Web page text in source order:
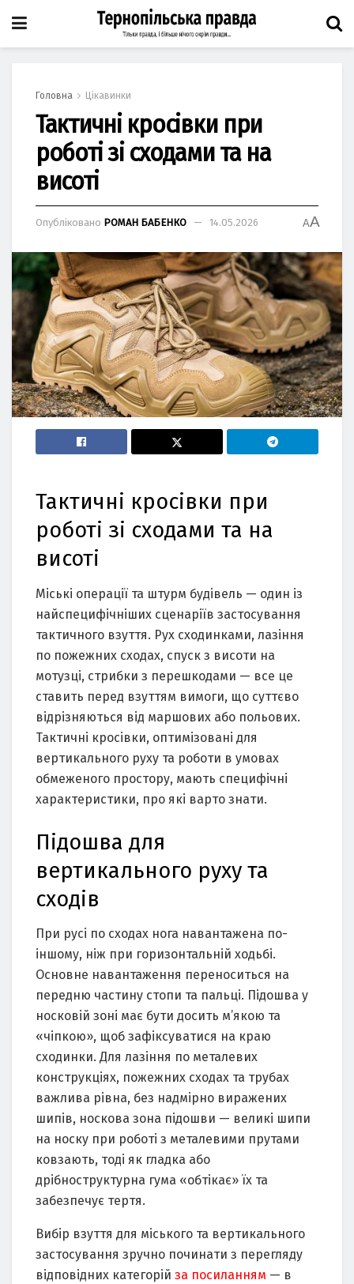
Головна Цікавинки
Тактичні кросівки при
роботі зі сходами та на
висоті
Опубліковано РОМАН БАБЕНКО 14.05.2026 AA
Тактичні кросівки при
роботі зі сходами та на
висоті
Міські операції та штурм будівель — один із
найспецифічніших сценаріїв застосування
тактичного взуття. Рух сходинками, лазіння
по пожежних сходах, спуск з висоти на
мотузці, стрибки з перешкодами — все це
ставить перед взуттям вимоги, що суттєво
відрізняються від маршових або польових.
Тактичні кросівки, оптимізовані для
вертикального руху та роботи в умовах
обмеженого простору, мають специфічні
характеристики, про які варто знати.
Підошва для
вертикального руху та
сходів
При русі по сходах нога навантажена по-
іншому, ніж при горизонтальній ходьбі.
Основне навантаження переноситься на
передню частину стопи та пальці. Підошва у
носковій зоні має бути досить м’якою та
«чіпкою», щоб зафіксуватися на краю
сходинки. Для лазіння по металевих
конструкціях, пожежних сходах та трубах
важлива рівна, без надмірно виражених
шипів, носкова зона підошви — великі шипи
на носку при роботі з металевими прутами
ковзають, тоді як гладка або
дрібноструктурна гума «обтікає» їх та
забезпечує тертя.
Вибір взуття для міського та вертикального
застосування зручно починати з перегляду
відповідних категорій за посиланням — в